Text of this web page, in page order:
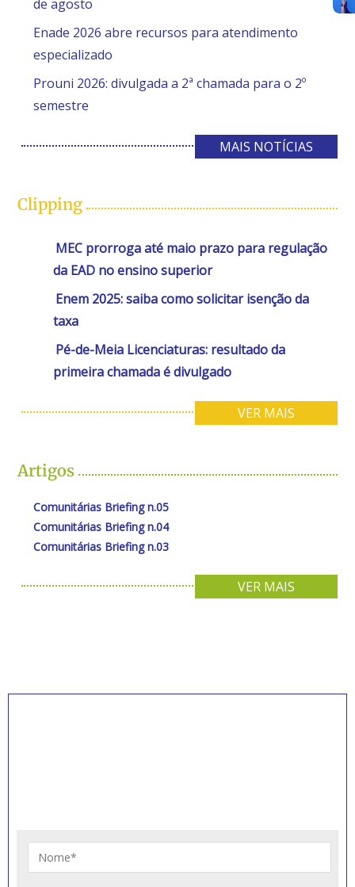
de agosto
Enade 2026 abre recursos para atendimento
especializado
Prouni 2026: divulgada a 2ª chamada para o 2º
semestre
MAIS NOTÍCIAS
Clipping
MEC prorroga até maio prazo para regulação
da EAD no ensino superior
Enem 2025: saiba como solicitar isenção da
taxa
Pé-de-Meia Licenciaturas: resultado da
primeira chamada é divulgado
VER MAIS
Artigos
Comunitárias Briefing n.05
Comunitárias Briefing n.04
Comunitárias Briefing n.03
VER MAIS